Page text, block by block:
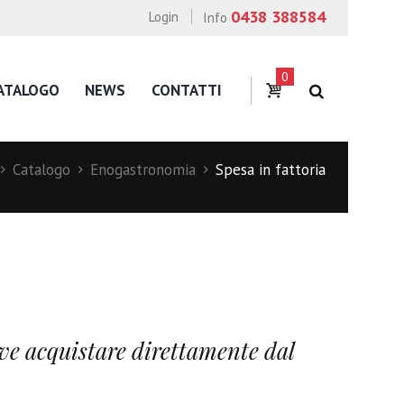
Info 0438 388584
Login
NEWS CONTATTI
0
Catalogo Enogastronomia Spesa in fattoria
acquistare direttamente dal